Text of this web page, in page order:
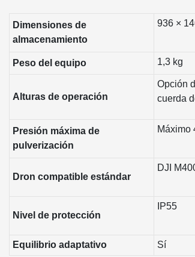
Dimensiones de
almacenamiento
936 ×
Peso del equipo 1,3 kg
Alturas de operación
Opción
cuerda
Presión máxima de
pulverización
Máximo
Dron compatible estándar
DJI
Nivel de protección
IP55
Equilibrio adaptativo Sí